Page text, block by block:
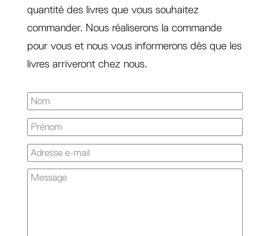
quantité des livres que vous souhaitez
commander. Nous réaliserons la commande
pour vous et nous vous informerons dès que les
livres arriveront chez nous.